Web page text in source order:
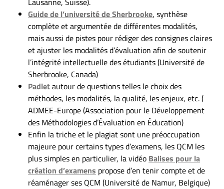
Guide de l’université de Sherbrooke, synthèse
complète et argumentée de différentes modalités,
mais aussi de pistes pour rédiger des consignes claires
et ajuster les modalités d’évaluation afin de soutenir
l’intégrité intellectuelle des étudiants (Université de
Sherbrooke, Canada)
Padletautour de questions telles le choix des
méthodes, les modalités, la qualité, les enjeux, etc. (
ADMEE-Europe (Association pour le Développement
des Méthodologies d’Évaluation en Éducation)
Enfin la triche et le plagiat sont une préoccupation
majeure pour certains types d’examens, les QCM les
plus simples en particulier, la vidéo Balises pour la
création d’examens propose d’en tenir compte et de
réaménager ses QCM (Université de Namur, Belgique)